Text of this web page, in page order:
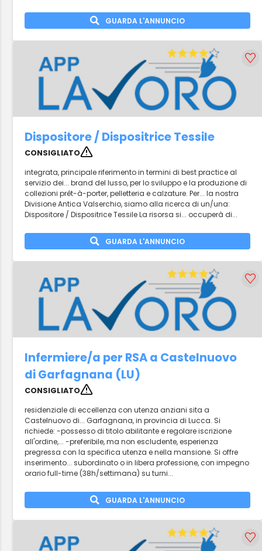
GUARDA L'ANNUNCIO
Dispositore / Dispositrice Tessile
CONSIGLIATO
integrata, principale riferimento in termini di best practice al
servizio dei... brand del lusso, per lo sviluppo e la produzione di
collezioni prêt-à-porter, pelletteria e calzature. Per... la nostra
Divisione Antica Valserchio, siamo alla ricerca di un/una:
Dispositore / Dispositrice Tessile La risorsa si... occuperà di...
GUARDA L'ANNUNCIO
Infermiere/a per RSA a Castelnuovo
di Garfagnana (LU)
CONSIGLIATO
residenziale di eccellenza con utenza anziani sita a
Castelnuovo di... Garfagnana, in provincia di Lucca. Si
richiede: -possesso di titolo abilitante e regolare iscrizione
all'ordine,... -preferibile, ma non escludente, esperienza
pregressa con la specifica utenza e nella mansione. Si offre
inserimento... subordinato o in libera professione, con impegno
orario full-time (38h/settimana) su turni...
GUARDA L'ANNUNCIO